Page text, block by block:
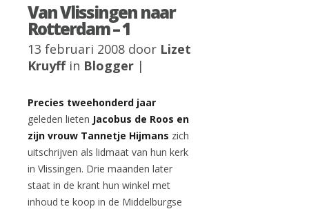
Van Vlissingen naar
Rotterdam – 1
13 februari 2008 door Lizet
Kruyffin Blogger |
Precies tweehonderd jaar
geleden lieten Jacobus de Roos en
zijn vrouw Tannetje Hijmans zich
uitschrijven als lidmaat van hun kerk
in Vlissingen. Drie maanden later
staat in de krant hun winkel met
inhoud te koop in de Middelburgse